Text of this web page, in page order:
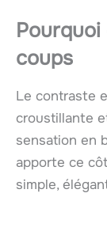
coups
Le contraste
croustillante
sensation en
apporte ce
simple,